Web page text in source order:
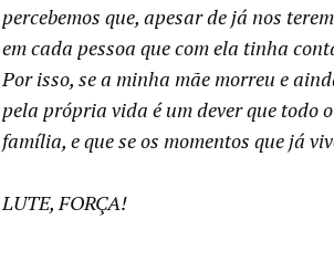
percebemos que, apesar de já nos
em cada pessoa que com ela tinha
Por isso, se a minha mãe morreu e
pela própria vida é um dever que todo
família, e que se os momentos que já
LUTE, FORÇA!